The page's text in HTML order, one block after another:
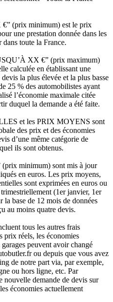
(prix minimum) est le prix
une prestation donnée dans les
dans toute la France.
XX €” (prix maximum)
calculée en établissant une
la plus élevée et la plus basse
25 % des automobilistes ayant
l’économie maximale citée
duquel la demande a été faite.
et les PRIX MOYENS sont
des prix et des économies
d’une même catégorie de
ils sont obtenus.
minimum) sont mis à jour
en euros. Les prix moyens,
sont exprimées en euros ou
(1er janvier, 1er
base de 12 mois de données
au moins quatre devis.
tous les autres frais
prix réels, les économies
peuvent avoir changé
ou depuis que vous avez
de notre part via, par exemple,
ou hors ligne, etc. Par
nouvelle demande de devis sur
économies actuellement